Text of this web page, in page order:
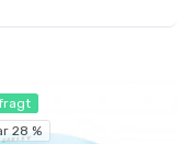
28 %